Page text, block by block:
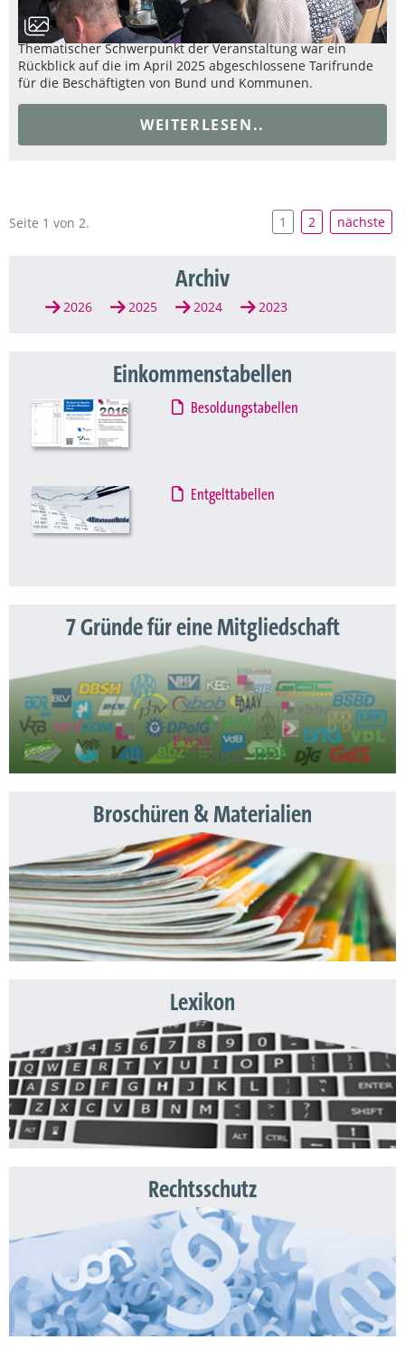
Thematischer Schwerpunkt der Veranstaltung war ein
Rückblick auf die im April 2025 abgeschlossene Tarifrunde
für die Beschäftigten von Bund und Kommunen.
WEITERLESEN..
Seite 1 von 2. 1 2 nächste
Archiv
2026 2025 2024 2023
Einkommenstabellen
Besoldungstabellen
Entgelttabellen
7 Gründe für eine Mitgliedschaft
Broschüren & Materialien
Lexikon
Rechtsschutz